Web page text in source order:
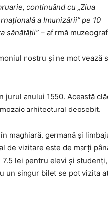
continuând cu „Ziua
a Imunizării” pe 10
sănătății” – afirmă
nostru și ne motivează
jurul anului 1550. Această
arhitectural deosebit.
maghiară, germană și
de vizitare este de marți
lei pentru elevi și studenți,
un singur bilet se pot vizita